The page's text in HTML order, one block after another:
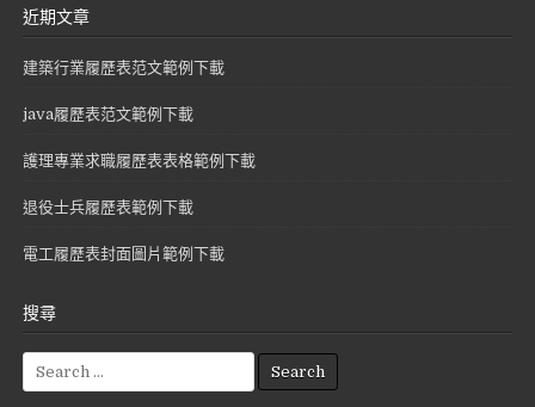
近期文章
建築行業履歷表范文範例下載
java履歷表范文範例下載
護理專業求職履歷表表格範例下載
退役士兵履歷表範例下載
電工履歷表封面圖片範例下載
搜尋
e